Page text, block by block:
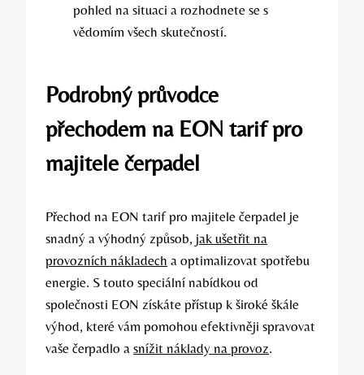
pohled na situaci a rozhodnete se s
vědomím všech skutečností.
Podrobný průvodce
přechodem na EON tarif pro
majitele čerpadel
Přechod na EON tarif pro majitele čerpadel je
snadný a výhodný způsob, jak ušetřit na
provozních nákladech a optimalizovat spotřebu
energie. S touto speciální nabídkou od
společnosti EON získáte přístup k široké škále
výhod, které vám pomohou efektivněji spravovat
vaše čerpadlo a snížit náklady na provoz.